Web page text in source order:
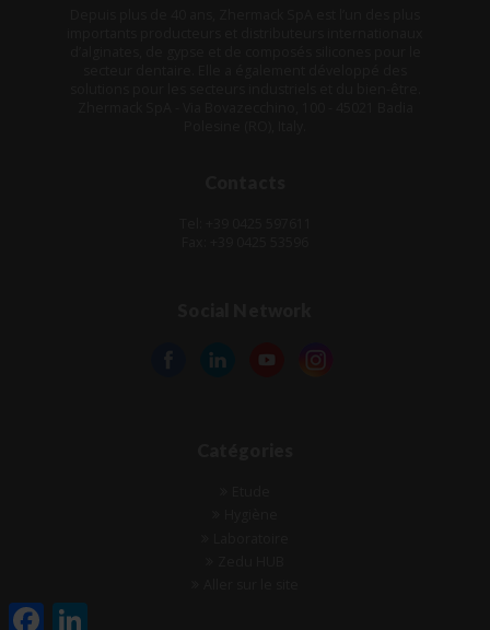
Facebook